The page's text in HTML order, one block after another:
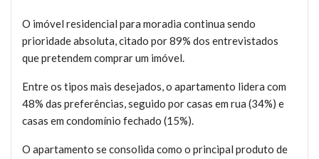
O imóvel residencial para moradia continua sendo
prioridade absoluta, citado por 89% dos entrevistados
que pretendem comprar um imóvel.
Entre os tipos mais desejados, o apartamento lidera com
48% das preferências, seguido por casas em rua (34%) e
casas em condomínio fechado (15%).
O apartamento se consolida como o principal produto de